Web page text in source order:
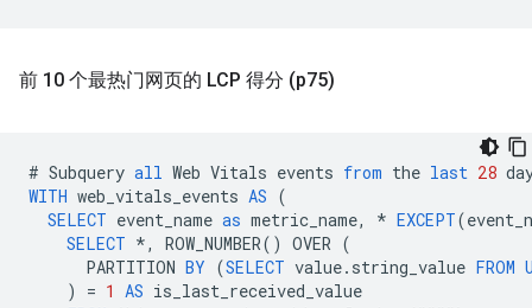
前 10 个最热门网页的 LCP 得分 (p75)
# Subquery all Web Vitals events from the last 28
WITH web_vitals_events AS (
SELECT event_name as metric_name, * EXCEPT(
SELECT *, ROW_NUMBER() OVER (
PARTITION BY (SELECT value. string_value FROM
)
= 1 AS is_last_received_value